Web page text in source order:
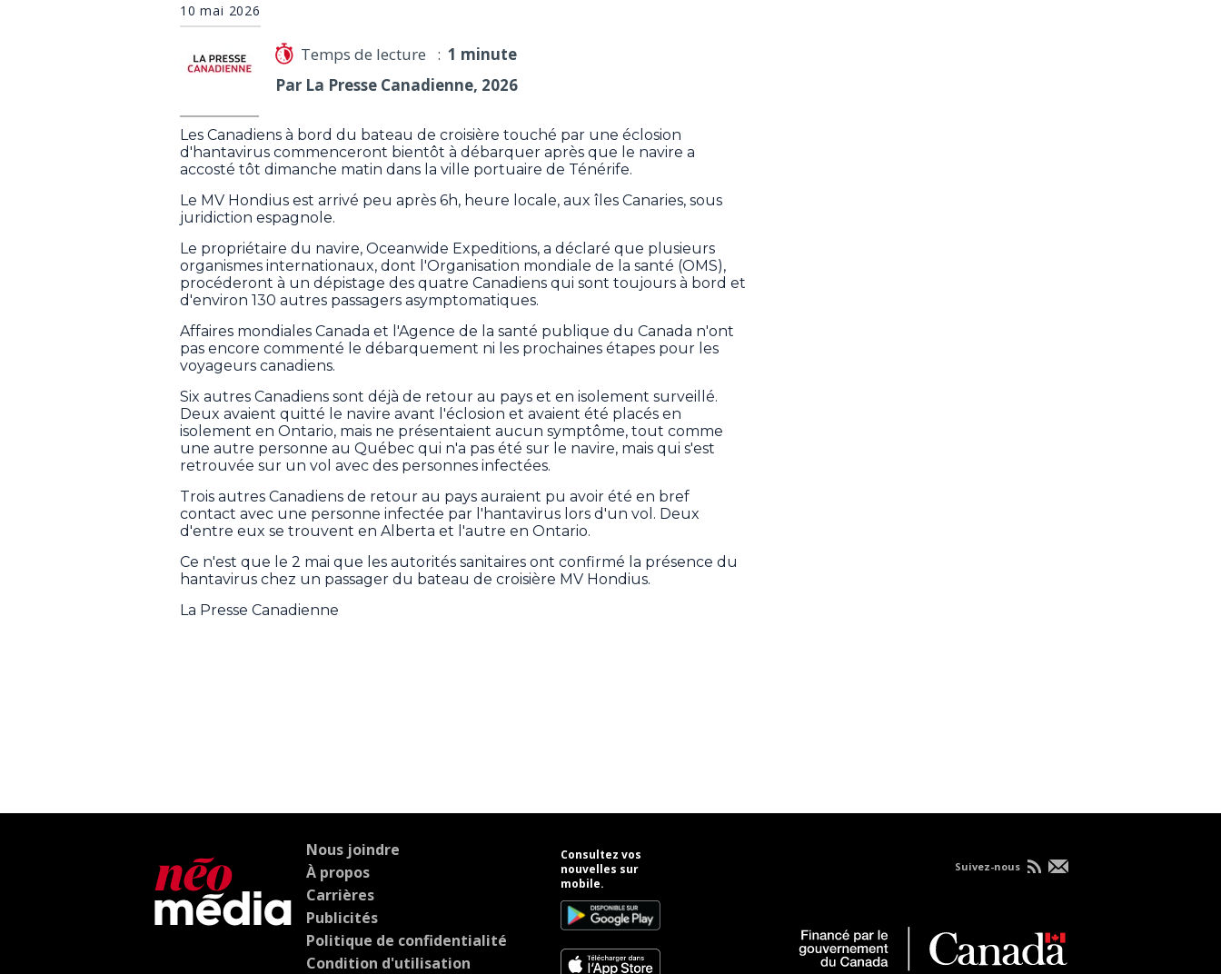
10 mai 2026
Temps de lecture : 1 minute
Par La Presse Canadienne, 2026
Les Canadiens à bord du bateau de croisière touché par une éclosion
d'hantavirus commenceront bientôt à débarquer après que le navire a
accosté tôt dimanche matin dans la ville portuaire de Ténérife.
Le MV Hondius est arrivé peu après 6h, heure locale, aux îles Canaries, sous
juridiction espagnole.
Le propriétaire du navire, Oceanwide Expeditions, a déclaré que plusieurs
organismes internationaux, dont l'Organisation mondiale de la santé (OMS),
procéderont à un dépistage des quatre Canadiens qui sont toujours à bord et
d'environ 130 autres passagers asymptomatiques.
Affaires mondiales Canada et l'Agence de la santé publique du Canada n'ont
pas encore commenté le débarquement ni les prochaines étapes pour les
voyageurs canadiens.
Six autres Canadiens sont déjà de retour au pays et en isolement surveillé.
Deux avaient quitté le navire avant l'éclosion et avaient été placés en
isolement en Ontario, mais ne présentaient aucun symptôme, tout comme
une autre personne au Québec qui n'a pas été sur le navire, mais qui s'est
retrouvée sur un vol avec des personnes infectées.
Trois autres Canadiens de retour au pays auraient pu avoir été en bref
contact avec une personne infectée par l'hantavirus lors d'un vol. Deux
d'entre eux se trouvent en Alberta et l'autre en Ontario.
Ce n'est que le 2 mai que les autorités sanitaires ont confirmé la présence du
hantavirus chez un passager du bateau de croisière MV Hondius.
La Presse Canadienne
Nous joindre
À propos
Carrières
Publicités
Politique de confidentialité
Condition d'utilisation
Consultez vos
nouvelles sur
mobile.
Suivez-nous